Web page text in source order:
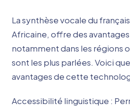
La synthèse vocale du
Africaine, offre des
notamment dans les régions
sont les plus parlées. Voici
avantages de cette
Accessibilité linguistique :